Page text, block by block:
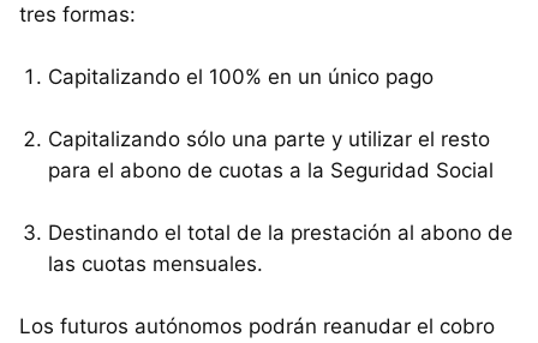
tres formas:
Capitalizando el 100% en un único pago
Capitalizando sólo una parte y utilizar el resto
para el abono de cuotas a la Seguridad Social
Destinando el total de la prestación al abono de
las cuotas mensuales.
Los futuros autónomos podrán reanudar el cobro